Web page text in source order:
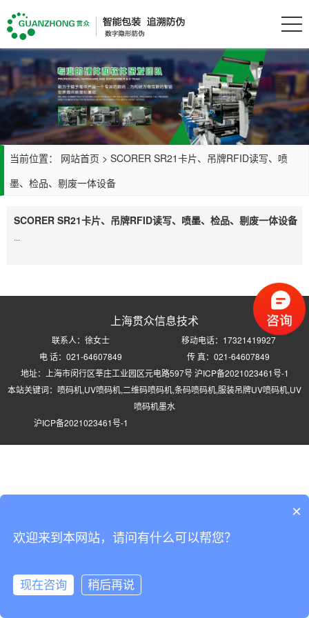
当前位置： 网站首页 > SCORER SR21卡片、吊牌RFID读写、喷
墨、检品、剔废一体设备
SCORER SR21卡片、吊牌RFID读写、喷墨、检品、剔废一体设备
...
上海贯众信息技术
联系人：徐女士
移动电话：17321419927
电 话：021-64607849
传 真：021-64607849
地址：上海市闵行区莘庄工业园区元电路597号沪ICP备2021023461号-1
本站关键词：喷码机,UV喷码机,二维码喷码机,条码喷码机,服装吊牌UV喷码机,UV
喷码机墨水
沪ICP备2021023461号-1
×
欢迎来到本网站，请问有什么可以帮您？
现在咨询 稍后再说